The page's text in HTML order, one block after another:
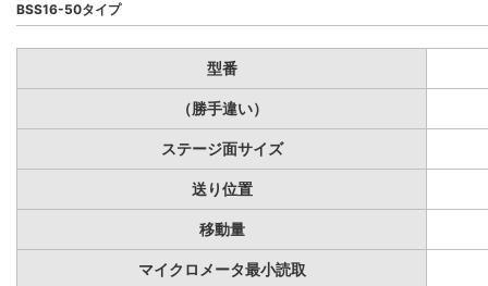
BSS16-50タイプ
型番
（勝手違い）
ステージ面サイズ
送り位置
移動量
マイクロメータ最小読取